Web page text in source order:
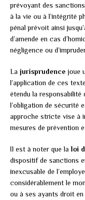
prévoyant des
à la vie ou à l’intégrité
pénal prévoit ainsi
d’amende en cas
négligence ou
La jurisprudence joue
l’application de ces
étendu la responsabilité
l’obligation de sécurité
approche stricte vise à
mesures de prévention
Il est à noter que la loi
dispositif de sanctions
inexcusable de
considérablement le
ou à ses ayants droit en